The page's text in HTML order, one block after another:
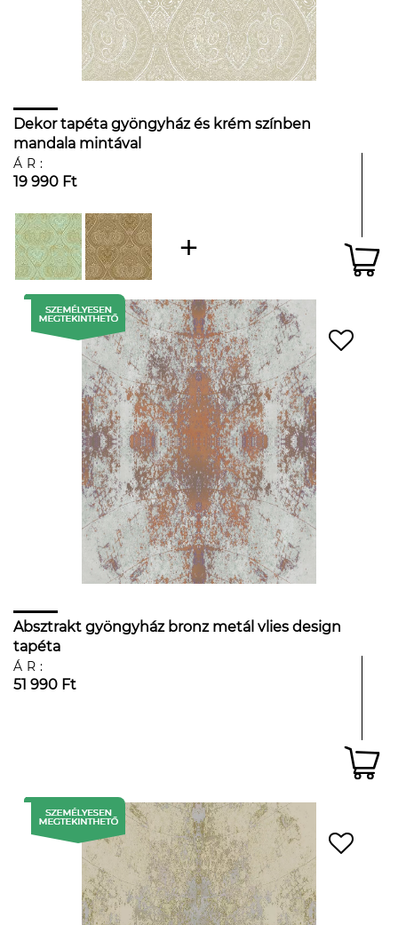
Dekor tapéta gyöngyház és krém színben
mandala mintával
ÁR:
19 990 Ft
Absztrakt gyöngyház bronz metál vlies design
tapéta
ÁR:
51 990 Ft